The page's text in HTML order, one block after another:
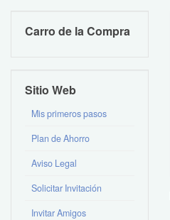
Carro de la Compra
Sitio Web
Mis primeros pasos
Plan de Ahorro
Aviso Legal
Solicitar Invitación
Invitar Amigos